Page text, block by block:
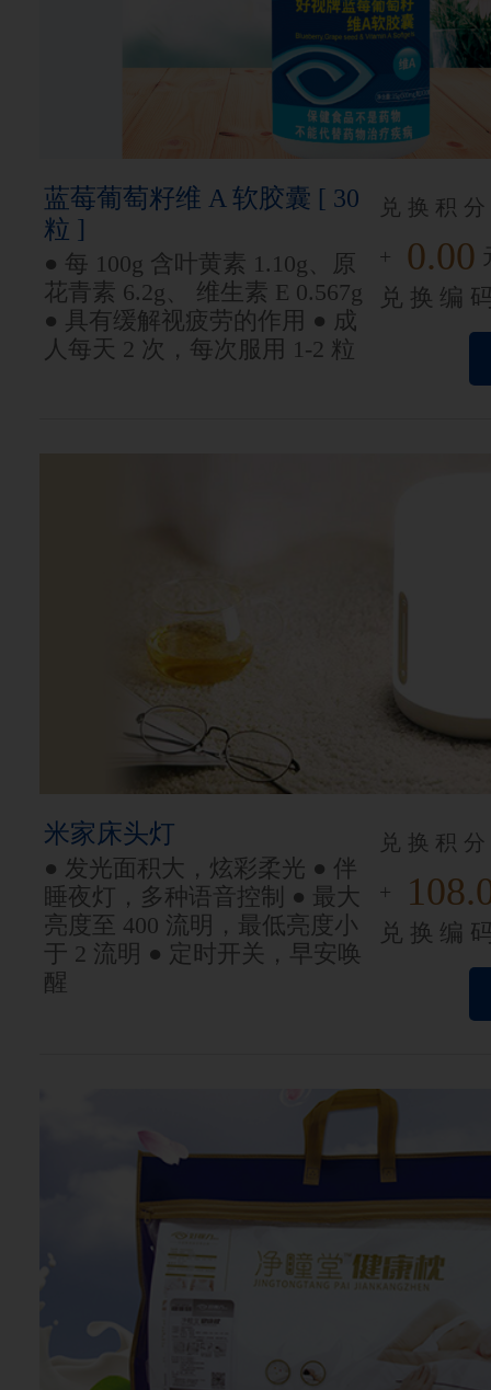
蓝莓葡萄籽维 A 软胶囊 [ 30
粒 ]
● 每 100g 含叶黄素 1.10g、原
花青素 6.2g、 维生素 E 0.567g
● 具有缓解视疲劳的作用 ● 成
人每天 2 次，每次服用 1-2 粒
兑换积
+ 0.00
兑换编
米家床头灯
● 发光面积大，炫彩柔光 ● 伴
睡夜灯，多种语音控制 ● 最大
亮度至 400 流明，最低亮度小
于 2 流明 ● 定时开关，早安唤
醒
兑换积
+
兑换编